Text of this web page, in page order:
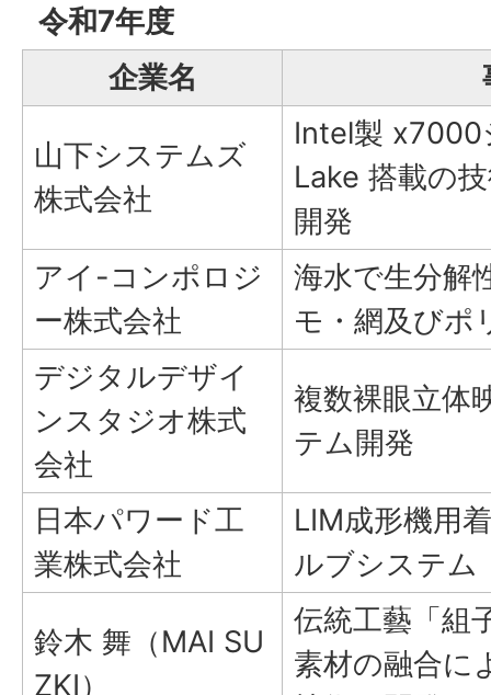
令和7年度
企業名
山下システムズ
株式会社
Intel製 x7000
Lake 搭載の
開発
アイ-コンポロジ
ー株式会社
海水で生分解
モ・網及びポ
デジタルデザイ
ンスタジオ株式
会社
複数裸眼立体
テム開発
日本パワード工
業株式会社
LIM成形機用
ルブシステム
鈴木 舞（MAI SU
ZKI）
伝統工藝「組
素材の融合に